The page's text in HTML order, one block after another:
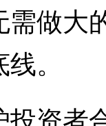
做大
。
资者